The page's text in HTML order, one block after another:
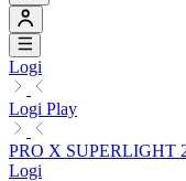
Logi
Logi Play
PRO X SUPERLIGHT
Logi